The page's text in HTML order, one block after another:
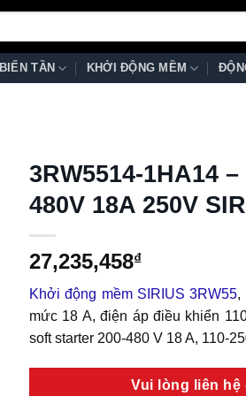
BIẾN TẦN KHỞI ĐỘNG MỀM
3RW5514-1HA14
480V 18A 250V
27,235,458₫
Khởi động mềm SIRIUS 3RW55,
mức 18 A, điện áp điều khiển
soft starter 200-480 V 18 A, 110-
Vui lòng liên